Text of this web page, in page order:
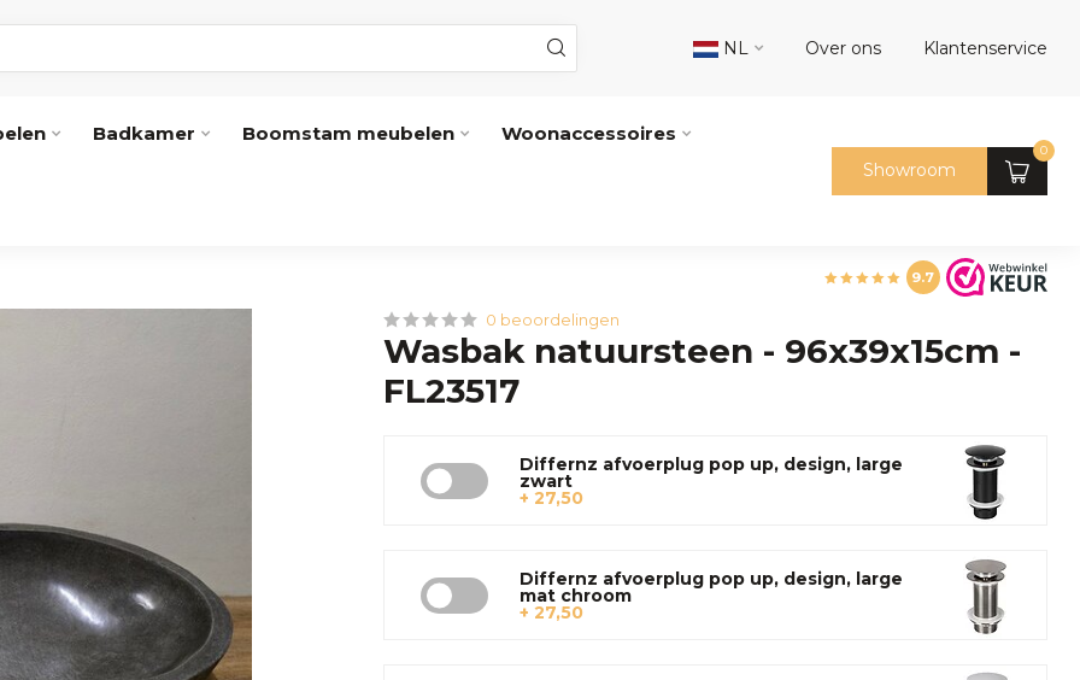
NL Over ons Klantenservice
Badkamer Boomstam meubelen Woonaccessoires
Showroom
0
9.7
0 beoordelingen
Wasbak natuursteen - 96x39x15cm -
FL23517
Differnz afvoerplug pop up, design, large
zwart
+ 27,50
Differnz afvoerplug pop up, design, large
mat chroom
+ 27,50